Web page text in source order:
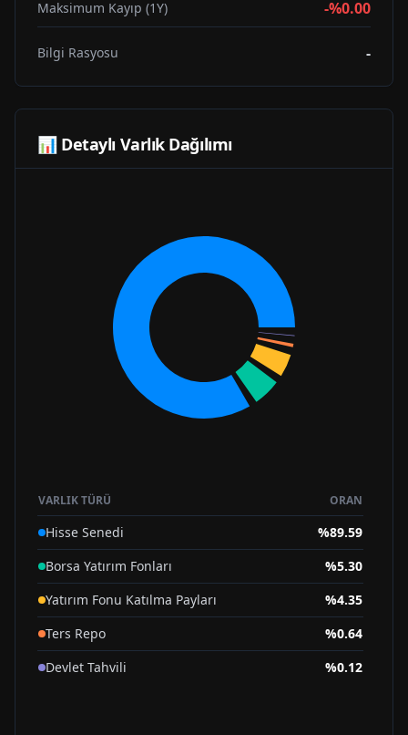
Maksimum Kayıp (1Y) -%0.00
Bilgi Rasyosu -
📊 Detaylı Varlık Dağılımı
VARLIK TÜRÜ ORAN
Hisse Senedi %89.59
Borsa Yatırım Fonları
%5.30
Yatırım Fonu Katılma Payları
%4.35
Ters Repo
%0.64
Devlet Tahvili
%0.12